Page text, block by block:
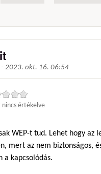
- 2023. okt. 16. 06:54
nincs értékelve
WEP-t tud. Lehet hogy az
mert az nem biztonságos,
a kapcsolódás.